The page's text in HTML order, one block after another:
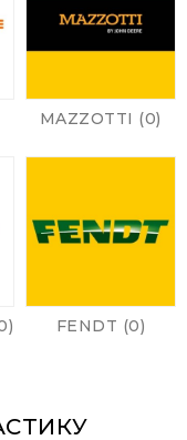
MAZZOTTI (0)
FENDT (0)